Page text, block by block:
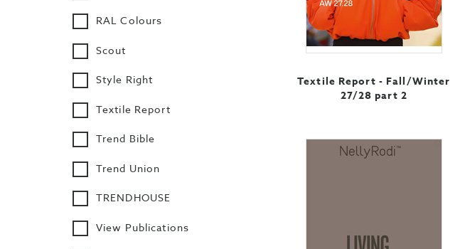
RAL Colours
Scout
Style Right
Textile Report
Trend Bible
Trend Union
TRENDHOUSE
View Publications
Textile Report - Fall/Winter
27/28 part 2